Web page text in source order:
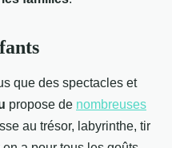
que des spectacles et
propose de nombreuses
au trésor, labyrinthe, tir